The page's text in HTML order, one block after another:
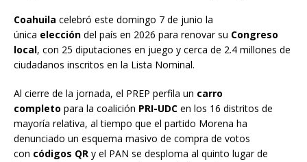
Coahuila celebró este domingo 7 de junio la
única elección del país en 2026 para renovar su Congreso
local, con 25 diputaciones en juego y cerca de 2.4 millones de
ciudadanos inscritos en la Lista Nominal.
Al cierre de la jornada, el PREP perfila un carro
completo para la coalición PRI-UDC en los 16 distritos de
mayoría relativa, al tiempo que el partido Morena ha
denunciado un esquema masivo de compra de votos
con códigos QR y el PAN se desploma al quinto lugar de